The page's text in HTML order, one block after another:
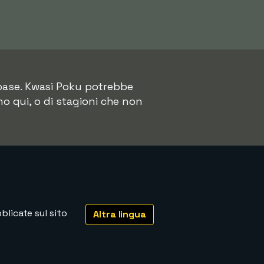
Kwasi Poku potrebbe
qui, o di stagioni che non
Altra lingua
sul sito